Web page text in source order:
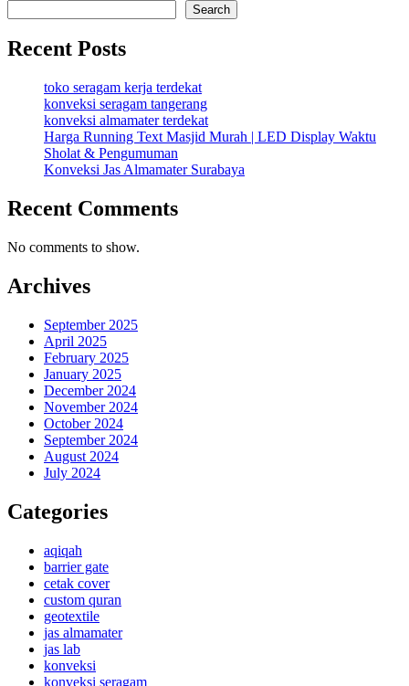
Search
Recent Posts
toko seragam kerja terdekat
konveksi seragam tangerang
konveksi almamater terdekat
Harga Running Text Masjid Murah | LED Display Waktu
Sholat & Pengumuman
Konveksi Jas Almamater Surabaya
Recent Comments
No comments to show.
Archives
September 2025
April 2025
February 2025
January 2025
December 2024
November 2024
October 2024
September 2024
August 2024
July 2024
Categories
aqiqah
barrier gate
cetak cover
custom quran
geotextile
jas almamater
jas lab
konveksi
konveksi seragam